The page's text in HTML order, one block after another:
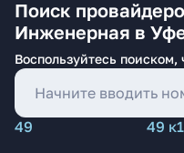
Поиск
Инженерная в
Воспользуйтесь
49 49 к1